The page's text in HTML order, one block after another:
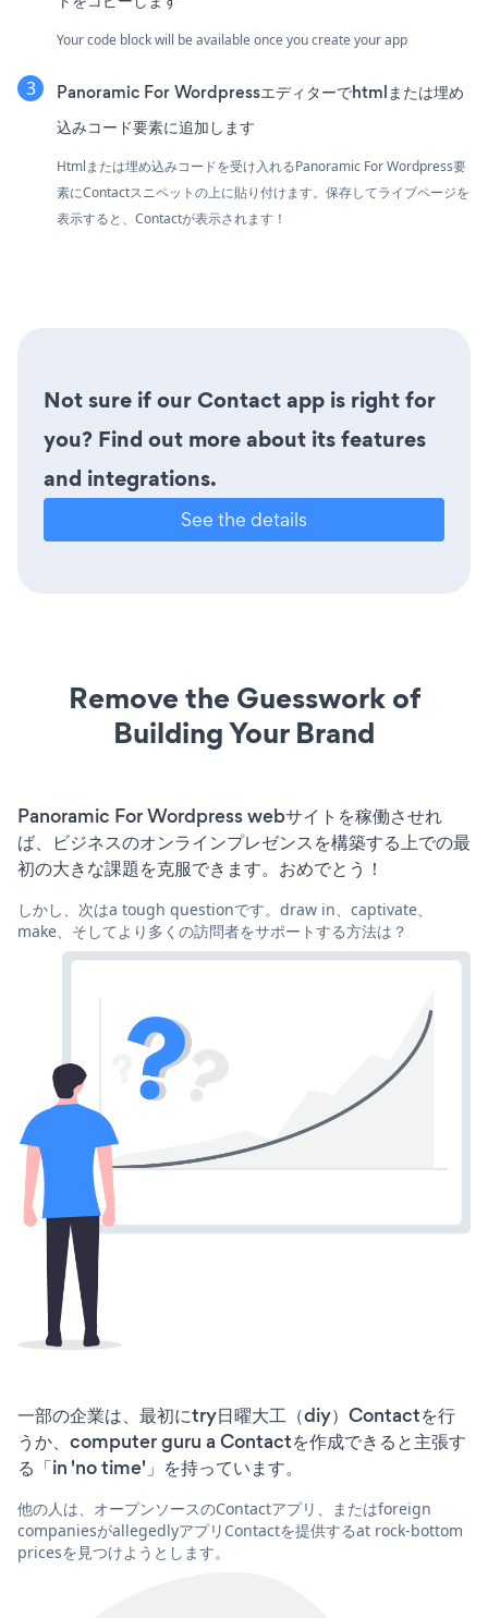
Your code block will be available once you create your app
Panoramic For Wordpressエディターでhtmlまたは埋め
込みコード要素に追加します
Htmlまたは埋め込みコードを受け入れるPanoramic For Wordpress要
素にContactスニペットの上に貼り付けます。保存してライブページを
表示すると、Contactが表示されます！
Not sure if our Contact app is right for
you? Find out more about its features
and integrations.
See the details
Remove the Guesswork of
Building Your Brand
Panoramic For Wordpress webサイトを稼働させれ
ば、ビジネスのオンラインプレゼンスを構築する上での最
初の大きな課題を克服できます。おめでとう！
しかし、次はa tough questionです。draw in、captivate、
make、そしてより多くの訪問者をサポートする方法は？
一部の企業は、最初にtry日曜大工（diy）Contactを行
うか、computer guru a Contactを作成できると主張す
る「in 'no time'」を持っています。
他の人は、オープンソースのContactアプリ、またはforeign
companiesがallegedlyアプリContactを提供するat rock-bottom
pricesを見つけようとします。